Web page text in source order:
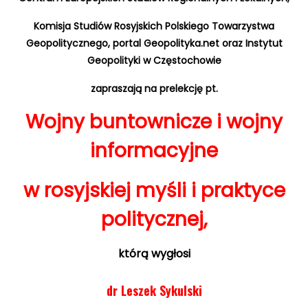
Komisja Studiów Rosyjskich Polskiego Towarzystwa
Geopolitycznego, portal Geopolityka.net oraz Instytut
Geopolityki w Częstochowie
zapraszają na prelekcję pt.
Wojny buntownicze i wojny
informacyjne
w rosyjskiej myśli i praktyce
politycznej,
którą wygłosi
dr Leszek Sykulski